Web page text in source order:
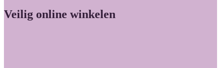
Veilig online winkelen